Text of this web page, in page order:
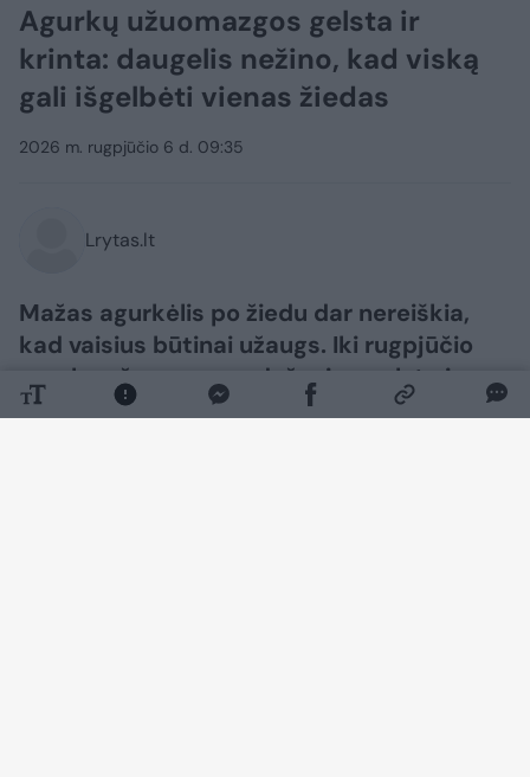
Agurkų užuomazgos gelsta ir
krinta: daugelis nežino, kad viską
gali išgelbėti vienas žiedas
2026 m. rugpjūčio 6 d. 09:35
Lrytas.lt
Mažas agurkėlis po žiedu dar nereiškia,
kad vaisius būtinai užaugs. Iki rugpjūčio
agurkų užuomazgos dažnai pagelsta ir
nukrenta dėl prasto apdulkinimo, karščio,